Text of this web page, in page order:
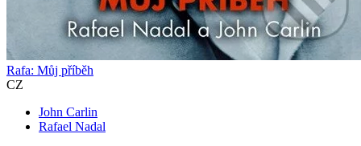
Rafa: Můj příběh
CZ
John Carlin
Rafael Nadal